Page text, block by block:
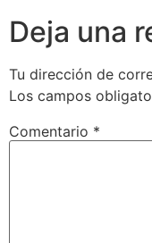
Deja una
Tu dirección de
Los campos
Comentario *